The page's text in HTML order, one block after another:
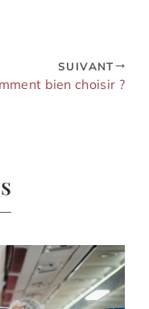
SUIVANT
bien choisir ?